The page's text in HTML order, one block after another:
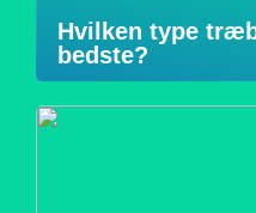
Hvilken type
bedste?